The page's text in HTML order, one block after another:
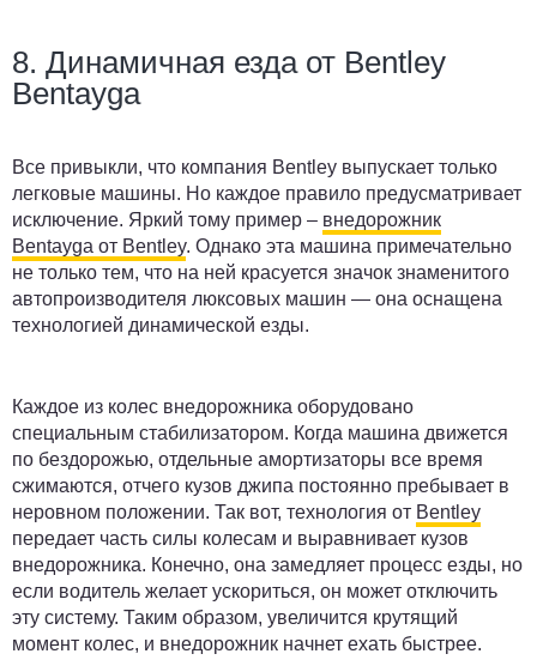
8. Динамичная езда от Bentley
Bentayga
Все привыкли, что компания Bentley выпускает только
легковые машины. Но каждое правило предусматривает
исключение. Яркий тому пример – внедорожник
Bentayga от Bentley. Однако эта машина примечательно
не только тем, что на ней красуется значок знаменитого
автопроизводителя люксовых машин — она оснащена
технологией динамической езды.
Каждое из колес внедорожника оборудовано
специальным стабилизатором. Когда машина движется
по бездорожью, отдельные амортизаторы все время
сжимаются, отчего кузов джипа постоянно пребывает в
неровном положении. Так вот, технология от Bentley
передает часть силы колесам и выравнивает кузов
внедорожника. Конечно, она замедляет процесс езды, но
если водитель желает ускориться, он может отключить
эту систему. Таким образом, увеличится крутящий
момент колес, и внедорожник начнет ехать быстрее.